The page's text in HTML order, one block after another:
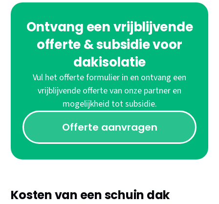
Ontvang een vrijblijvende
offerte & subsidie voor
dakisolatie
Vul het offerte formulier in en ontvang een
vrijblijvende offerte van onze partner en
mogelijkheid tot subsidie.
Offerte aanvragen
Kosten van een schuin dak